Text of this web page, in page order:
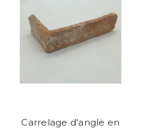
Carrelage d'angle en